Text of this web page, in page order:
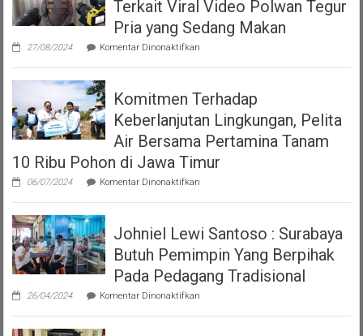
tolak
HGB
diatas
7
Tahun
2023
tentang
Pajak
Dan
Terkait Viral Video Polwan Tegur
Pria yang Sedang Makan
27/08/2024 Komentar Dinonaktifkan
Polrestabes
Terkait
Viral
Video
Polwan
Tegur
Pria
Komitmen Terhadap
Keberlanjutan Lingkungan, Pelita
Air Bersama Pertamina Tanam
10 Ribu Pohon di Jawa Timur
06/07/2024 Komentar Dinonaktifkan
Terhadap
Lingkungan,
Pelita
Air
Bersama
Pertamina
Johniel Lewi Santoso : Surabaya
Butuh Pemimpin Yang Berpihak
Pada Pedagang Tradisional
26/04/2024 Komentar Dinonaktifkan
Lewi